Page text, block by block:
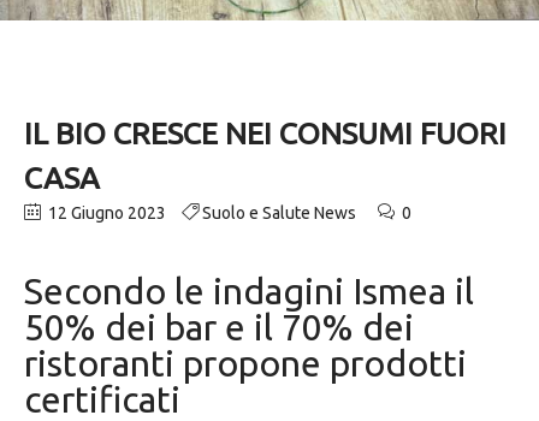
IL BIO CRESCE NEI CONSUMI FUORI
CASA
12 Giugno 2023 Suolo e Salute News 0
Secondo le indagini Ismea il
50% dei bar e il 70% dei
ristoranti propone prodotti
certificati